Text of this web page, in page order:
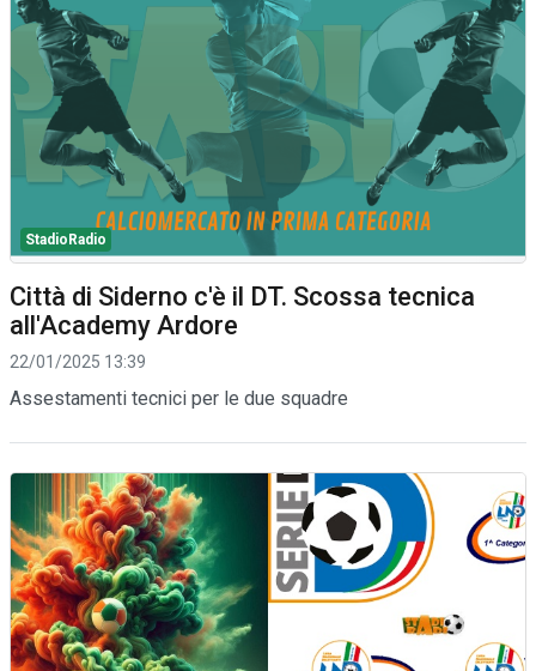
StadioRadio
Città di Siderno c'è il DT. Scossa tecnica
all'Academy Ardore
22/01/2025 13:39
Assestamenti tecnici per le due squadre